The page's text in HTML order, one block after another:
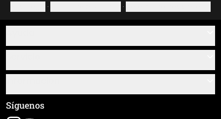
· ·
Sobre nosotros
Resumen de materiales
Seguimiento de envío
Términos y condiciones generales (CGC)
Síguenos